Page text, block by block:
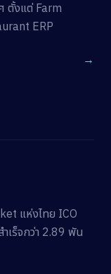
ตั้งแต่ Farm
ERP
→
แห่งไทย ICO
เร็จกว่า 2.89 พัน